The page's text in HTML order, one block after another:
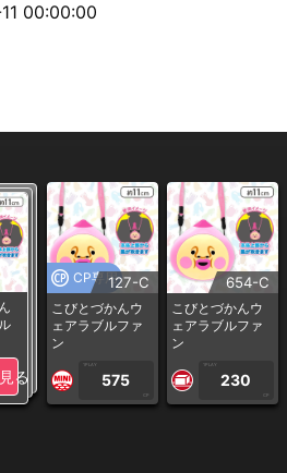
00:00:00
る
CP専用127-C
こびとづかんウ
ェアラブルファ
ン
1PLAY
575
CP
654-C
こびとづかんウ
ェアラブルファ
ン
1PLAY
230
CP